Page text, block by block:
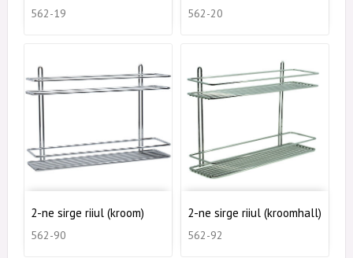
562-19 562-20
2-ne sirge riiul (kroom)
562-90
2-ne sirge riiul (kroomhall)
562-92